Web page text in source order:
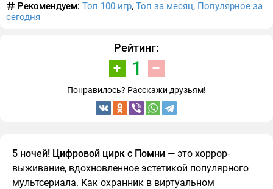
Рекомендуем: Топ 100 игр, Топ за месяц, Популярное за
сегодня
Рейтинг:
1
Понравилось? Расскажи друзьям!
5 ночей! Цифровой цирк с Помни — это хоррор-
выживание, вдохновленное эстетикой популярного
мультсериала. Как охранник в виртуальном